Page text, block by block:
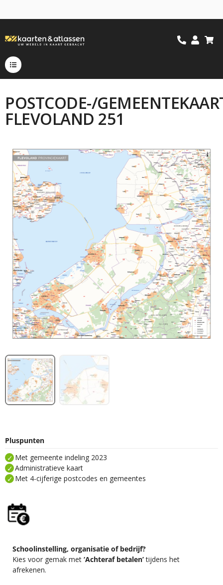
POSTCODE-/
FLEVOLAND 251
Pluspunten
Met gemeente indeling 2023
Administratieve kaart
Met 4-cijferige postcodes en gemeentes
Schoolinstelling, organisatie of bedrijf?
Kies voor gemak met ‘Achteraf betalen’tijdens het
afrekenen.